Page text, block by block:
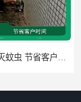
佛山禅城区专业灭四害 灭杀害虫 根据现场情况定制中害方案